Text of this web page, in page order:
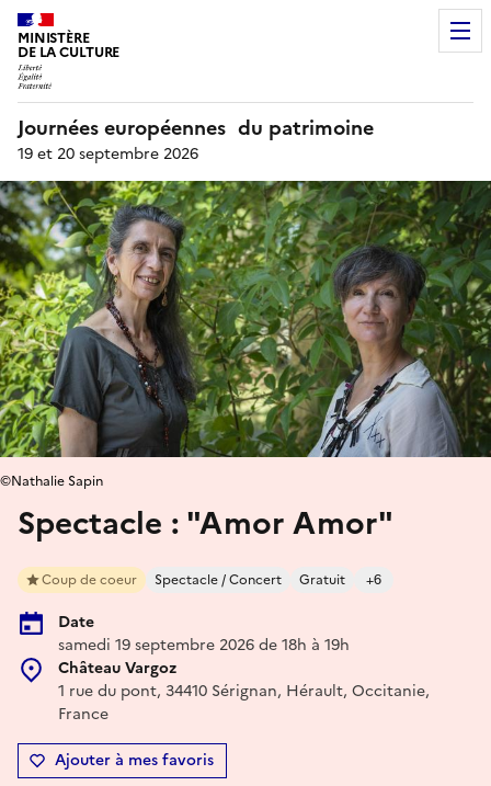
MINISTÈRE
DE LA CULTURE
Journées européennes du patrimoine
19 et 20 septembre 2026
Spectacle : "Amor Amor"
Coup de coeur Spectacle / Concert Gratuit +6
Date
samedi 19 septembre 2026 de 18h à 19h
Château Vargoz
1 rue du pont, 34410 Sérignan, Hérault, Occitanie,
France
Ajouter à mes favoris
©Nathalie Sapin